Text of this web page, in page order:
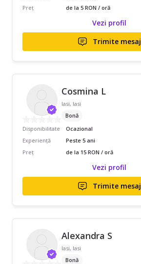
Preț
de la 5 RON / oră
Vezi profil
Trimite mesaj
Cosmina L
Iasi, Iasi
Bonă
Disponibilitate
Ocazional
Experiență
Peste 5 ani
Preț
de la 15 RON / oră
Vezi profil
Trimite mesaj
Alexandra S
Iasi, Iasi
Bonă